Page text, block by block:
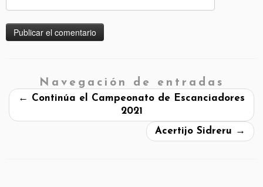
Navegación de entradas
← Continúa el Campeonato de Escanciadores
2021
Acertijo Sidreru →